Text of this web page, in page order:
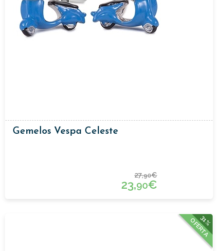
Gemelos Vespa Celeste
27,90€
23,90€
31%
OFERTA